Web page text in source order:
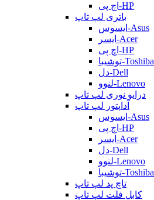
اچ پی-HP
باتری لپ تاپ
ایسوس-Asus
ایسر-Acer
اچ پی-HP
توشیبا-Toshiba
دل-Dell
لنوو-Lenovo
درایو نوری لپ تاپ
آداپتور لپ تاپ
ایسوس-Asus
اچ پی-HP
ایسر-Acer
دل-Dell
لنوو-Lenovo
توشیبا-Toshiba
تاچ پد لپ تاپ
کابل فلت لپ تاپ